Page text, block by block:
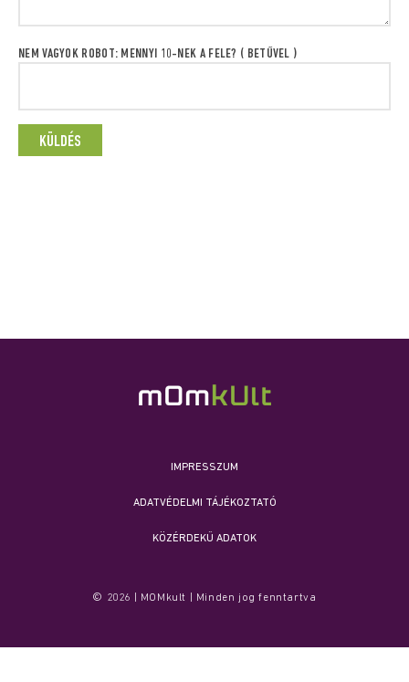
NEM VAGYOK ROBOT: MENNYI 10-NEK A FELE? ( BETŰVEL )
IMPRESSZUM
ADATVÉDELMI TÁJÉKOZTATÓ
KÖZÉRDEKŰ ADATOK
© 2026 | MOMkult | Minden jog fenntartva